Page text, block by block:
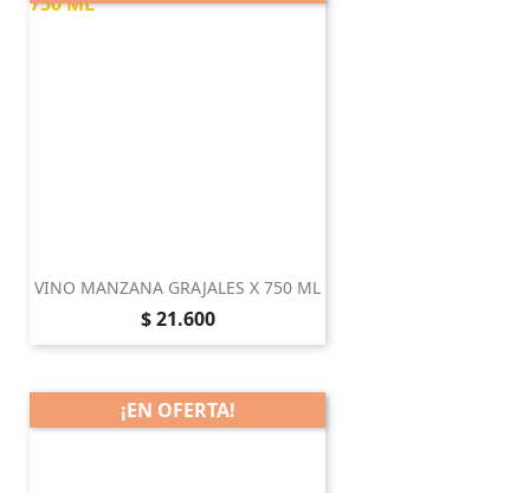
VINO MANZANA GRAJALES X 750 ML
Precio
$ 21.600
¡EN OFERTA!